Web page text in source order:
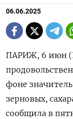
06.06.2025
ПАРИЖ, 6 июн
фоне
зерновых,
сообщила в